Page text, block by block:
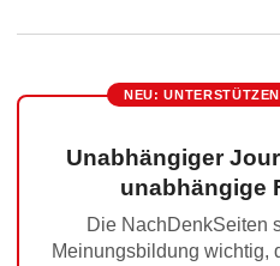
NEU:
Unabhängiger
unabhängige
Die NachDenkSeiten
Meinungsbildung wichtig,